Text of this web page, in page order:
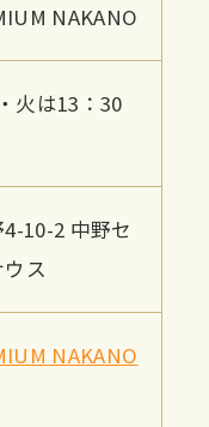
NAKANO
火は13：30
10-2 中野セ
ス
NAKANO